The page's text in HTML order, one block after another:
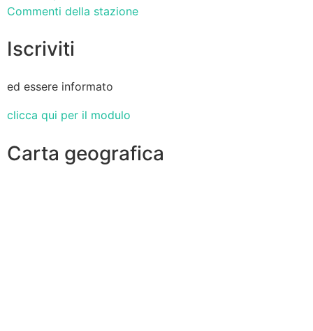
Commenti della stazione
Iscriviti
ed essere informato
clicca qui per il modulo
Carta geografica